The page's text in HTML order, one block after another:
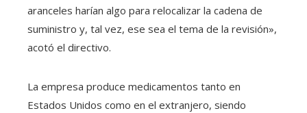
aranceles harían algo para relocalizar la cadena de
suministro y, tal vez, ese sea el tema de la revisión»,
acotó el directivo.
La empresa produce medicamentos tanto en
Estados Unidos como en el extranjero, siendo